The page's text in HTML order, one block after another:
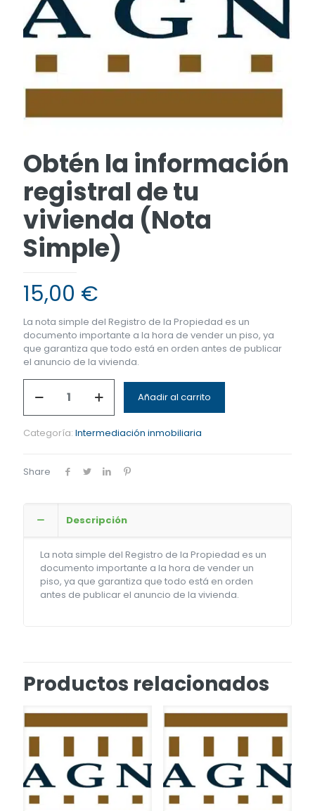
Obtén la información
registral de tu
vivienda (Nota
Simple)
15,00 €
La nota simple del Registro de la Propiedad es un
documento importante a la hora de vender un piso, ya
que garantiza que todo está en orden antes de publicar
el anuncio de la vivienda.
Añadir al carrito
Categoría: Intermediación inmobiliaria
Share
Descripción
La nota simple del Registro de la Propiedad es un
documento importante a la hora de vender un
piso, ya que garantiza que todo está en orden
antes de publicar el anuncio de la vivienda.
Productos relacionados